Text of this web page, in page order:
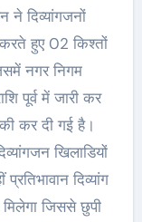
ने दिव्यांगजनों
करते हुए 02 किश्तों
नगर निगम
पूर्व में जारी कर
कर दी गई है।
खिलाडियों
दिव्यांग
जिससे छुपी